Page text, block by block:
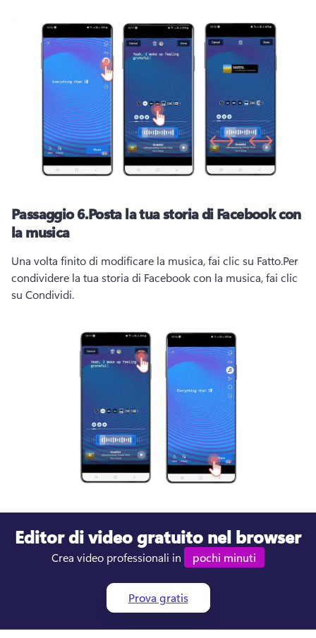
Passaggio 6.Posta la tua storia di Facebook con
la musica
Una volta finito di modificare la musica, fai clic su Fatto.Per
condividere la tua storia di Facebook con la musica, fai clic
su Condividi.
Editor divideogratuito nel browser
Crea video professionali in pochi minuti
Prova gratis